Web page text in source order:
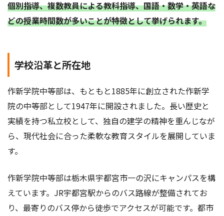
個別指導、複数教員による教科指導、国語・数学・英語な
どの授業時間数が多いことが特徴として挙げられます。
学校沿革と所在地
作新学院中等部は、もともと1885年に創立された作新学
院の中等部として1947年に開設されました。長い歴史と
実績を持つ私立校として、独自の建学の精神を重んじなが
ら、現代社会に合った柔軟な教育スタイルを展開していま
す。
作新学院中等部は栃木県宇都宮市一の沢にキャンパスを構
えています。JR宇都宮駅からのバス路線が整備されてお
り、最寄りのバス停から徒歩でアクセスが可能です。都市